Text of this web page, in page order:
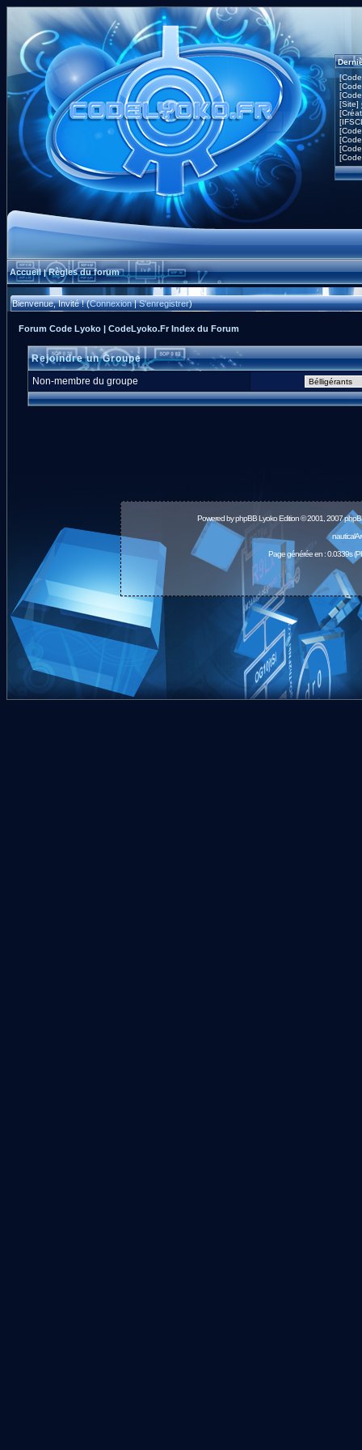
[Site]
Accueil|Règles du forum
Bienvenue, Invité ! (Connexion|S'enregistrer)
Forum Code Lyoko | CodeLyoko.Fr Index du Forum
Rejoindre un Groupe
Non-membre du groupe
Powered byphpBBLyoko Edition © 2001, 2007
Page générée en : 0.0339s